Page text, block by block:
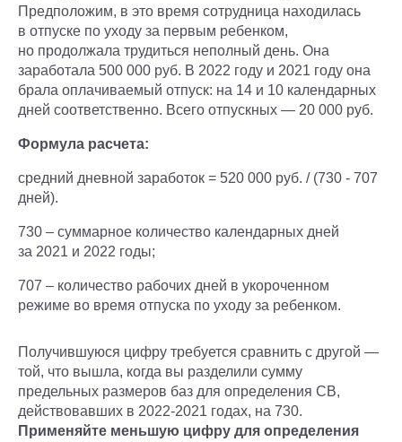
Предположим, в это время сотрудница находилась
в отпуске по уходу за первым ребенком,
но продолжала трудиться неполный день. Она
заработала 500 000 руб. В 2022 году и 2021 году она
брала оплачиваемый отпуск: на 14 и 10 календарных
дней соответственно. Всего отпускных — 20 000 руб.
Формула расчета:
средний дневной заработок = 520 000 руб. / (730 - 707
дней).
730 – суммарное количество календарных дней
за 2021 и 2022 годы;
707 – количество рабочих дней в укороченном
режиме во время отпуска по уходу за ребенком.
Получившуюся цифру требуется сравнить с другой —
той, что вышла, когда вы разделили сумму
предельных размеров баз для определения СВ,
действовавших в 2022-2021 годах, на 730.
Применяйте меньшую цифру для определения